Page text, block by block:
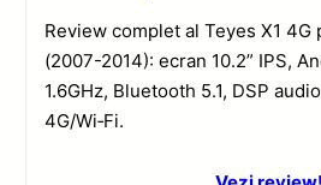
Review complet al Teyes X1 4G
(2007-2014): ecran 10.2” IPS,
1.6GHz, Bluetooth 5.1, DSP
4G/Wi‑Fi.